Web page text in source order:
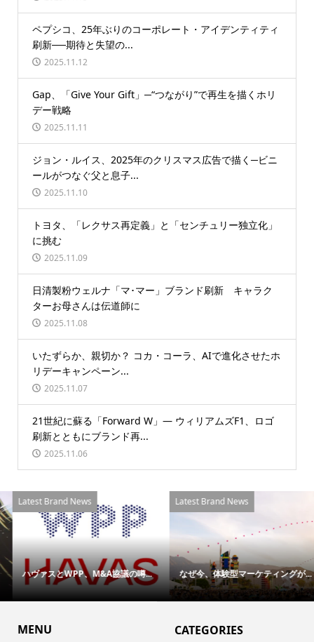
ペプシコ、25年ぶりのコーポレート・アイデンティティ
刷新──期待と失望の...
2025.11.12
Gap、「Give Your Gift」─“つながり”で再生を描くホリ
デー戦略
2025.11.11
ジョン・ルイス、2025年のクリスマス広告で描く─ビニ
ールがつなぐ父と息子...
2025.11.10
トヨタ、「レクサス再定義」と「センチュリー独立化」
に挑む
2025.11.09
日清製粉ウェルナ「マ･マー」ブランド刷新 キャラク
ターお母さんは伝道師に
2025.11.08
いたずらか、親切か？ コカ・コーラ、AIで進化させたホ
リデーキャンペーン...
2025.11.07
21世紀に蘇る「Forward W」― ウィリアムズF1、ロゴ
刷新とともにブランド再...
2025.11.06
Latest Brand News
ハヴァスとWPP、M&A協議の噂...
Latest Brand News
なぜ今、体験型マーケティングが...
MENU CATEGORIES